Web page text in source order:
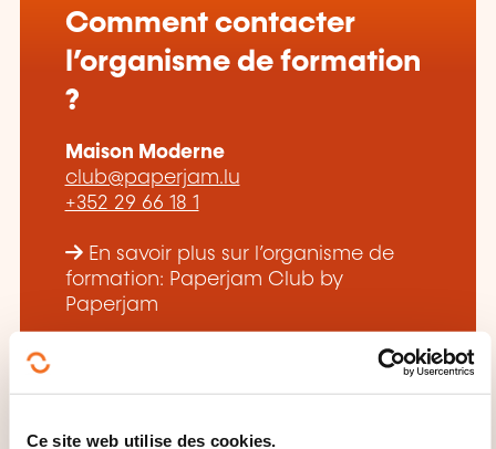
Ce site web utilise des cookies.
Comment contacter
l’organisme de formation
?
Maison Moderne
club@paperjam.lu
+352 29 66 18 1
En savoir plus sur l’organisme de
formation: Paperjam Club by
Paperjam